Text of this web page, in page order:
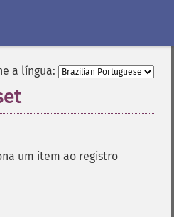
a língua:
um item ao registro